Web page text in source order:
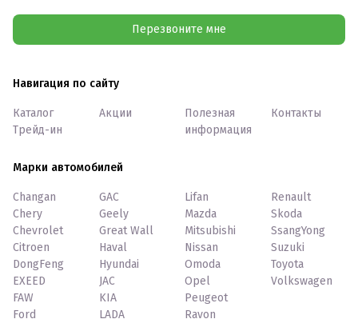
Перезвоните мне
Навигация по сайту
Каталог
Трейд-ин
Акции
Полезная
информация
Контакты
Марки автомобилей
Changan
Chery
Chevrolet
Citroen
DongFeng
EXEED
FAW
Ford
GAC
Geely
Great Wall
Haval
Hyundai
JAC
KIA
LADA
Lifan
Mazda
Mitsubishi
Nissan
Omoda
Opel
Peugeot
Ravon
Renault
Skoda
SsangYong
Suzuki
Toyota
Volkswagen